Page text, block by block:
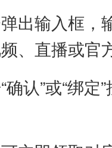
出输入框
、直播或官
认”或“绑